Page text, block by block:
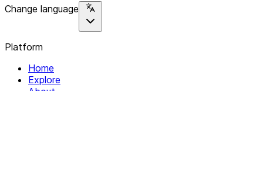
Change language
Platform
Home
Explore
About